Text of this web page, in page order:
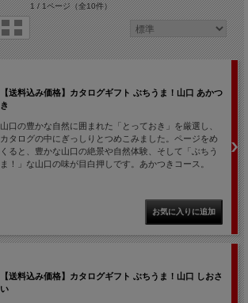
1 / 1ページ（全10件）
【送料込み価格】カタログギフト ぶちうま！山口 あかつ
き
山口の豊かな自然に囲まれた「とっておき」を厳選し、
カタログの中にぎっしりとつめこみました。ページをめ
くると、豊かな山口の絶景や自然体験、そして「ぶちう
ま！」な山口の味が目白押しです。あかつきコース。
【送料込み価格】カタログギフト ぶちうま！山口 しおさ
い